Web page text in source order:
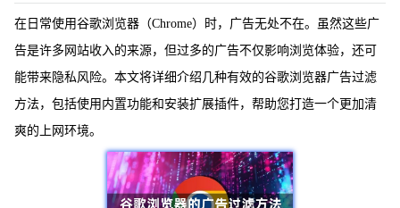
在日常使用谷歌浏览器（Chrome）时，广告无处不在。虽然这些广
告是许多网站收入的来源，但过多的广告不仅影响浏览体验，还可
能带来隐私风险。本文将详细介绍几种有效的谷歌浏览器广告过滤
方法，包括使用内置功能和安装扩展插件，帮助您打造一个更加清
爽的上网环境。